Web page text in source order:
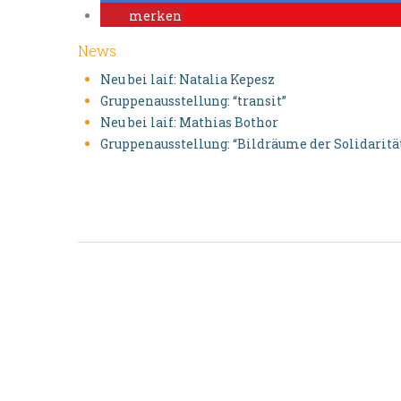
merken
News
Neu bei laif: Natalia Kepesz
Gruppenausstellung: “transit”
Neu bei laif: Mathias Bothor
Gruppenausstellung: “Bildräume der